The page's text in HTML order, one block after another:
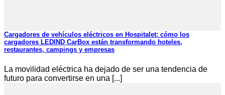
Cargadores de vehículos eléctricos en Hospitalet: cómo los
cargadores LEDIND CarBox están transformando hoteles,
restaurantes, campings y empresas
La movilidad eléctrica ha dejado de ser una tendencia de
futuro para convertirse en una [...]